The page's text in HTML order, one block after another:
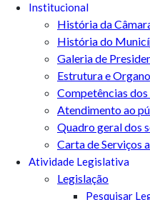
Institucional
História da
História do
Galeria de
Estrutura e
Competências
Atendimento ao
Quadro geral dos
Carta de Serviços
Atividade Legislativa
Legislação
Pesquisar